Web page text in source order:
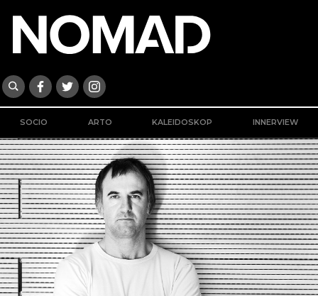
SOCIO ARTO KALEIDOSKOP INNERVIEW